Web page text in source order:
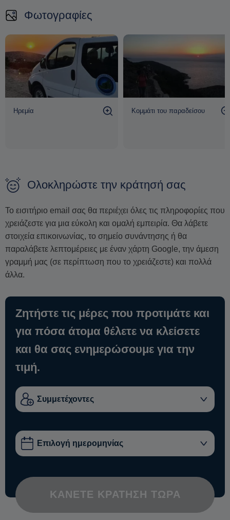
Φωτογραφίες
Ηρεμία Κομμάτι του παραδείσου
Ολοκληρώστε την κράτησή σας
Το εισιτήριο email σας θα περιέχει όλες τις πληροφορίες που
χρειάζεστε για μια εύκολη και ομαλή εμπειρία. Θα λάβετε
στοιχεία επικοινωνίας, το σημείο συνάντησης ή θα
παραλάβετε λεπτομέρειες με έναν χάρτη Google, την άμεση
γραμμή μας (σε περίπτωση που το χρειάζεστε) και πολλά
άλλα.
Ζητήστε τις μέρες που προτιμάτε και
για πόσα άτομα θέλετε να κλείσετε
και θα σας ενημερώσουμε για την
τιμή.
ΚΆΝΕΤΕ ΚΡΆΤΗΣΗ ΤΏΡΑ